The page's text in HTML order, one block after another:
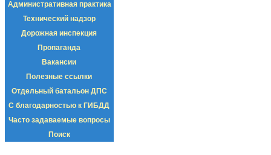
Административная практика
Технический надзор
Дорожная инспекция
Пропаганда
Вакансии
Полезные ссылки
Отдельный батальон ДПС
С благодарностью к ГИБДД
Часто задаваемые вопросы
Поиск